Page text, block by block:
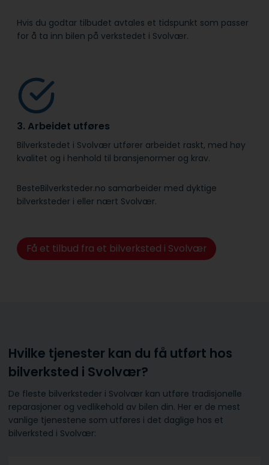
Hvis du godtar tilbudet avtales et tidspunkt som passer
for å ta inn bilen på verkstedet i Svolvær.
3. Arbeidet utføres
Bilverkstedet i Svolvær utfører arbeidet raskt, med høy
kvalitet og i henhold til bransje­normer og krav.
BesteBilverksteder.no samarbeider med dyktige
bilverksteder i eller nært Svolvær.
Få et tilbud fra et bilverksted i Svolvær
Hvilke tjenester kan du få utført hos
bilverksted i Svolvær?
De fleste bilverksteder i Svolvær kan utføre tradisjonelle
reparasjoner og vedlikehold av bilen din. Her er de mest
vanlige tjenestene som utføres i det daglige hos et
bilverksted i Svolvær: